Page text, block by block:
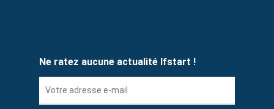
Ne ratez aucune actualité Ifstart !